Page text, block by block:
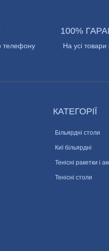
телефону
100%
На усі товари
КАТЕГОРІЇ
Більярдні столи
Киї більярдні
Тенісні ракетки і
Тенісні столи